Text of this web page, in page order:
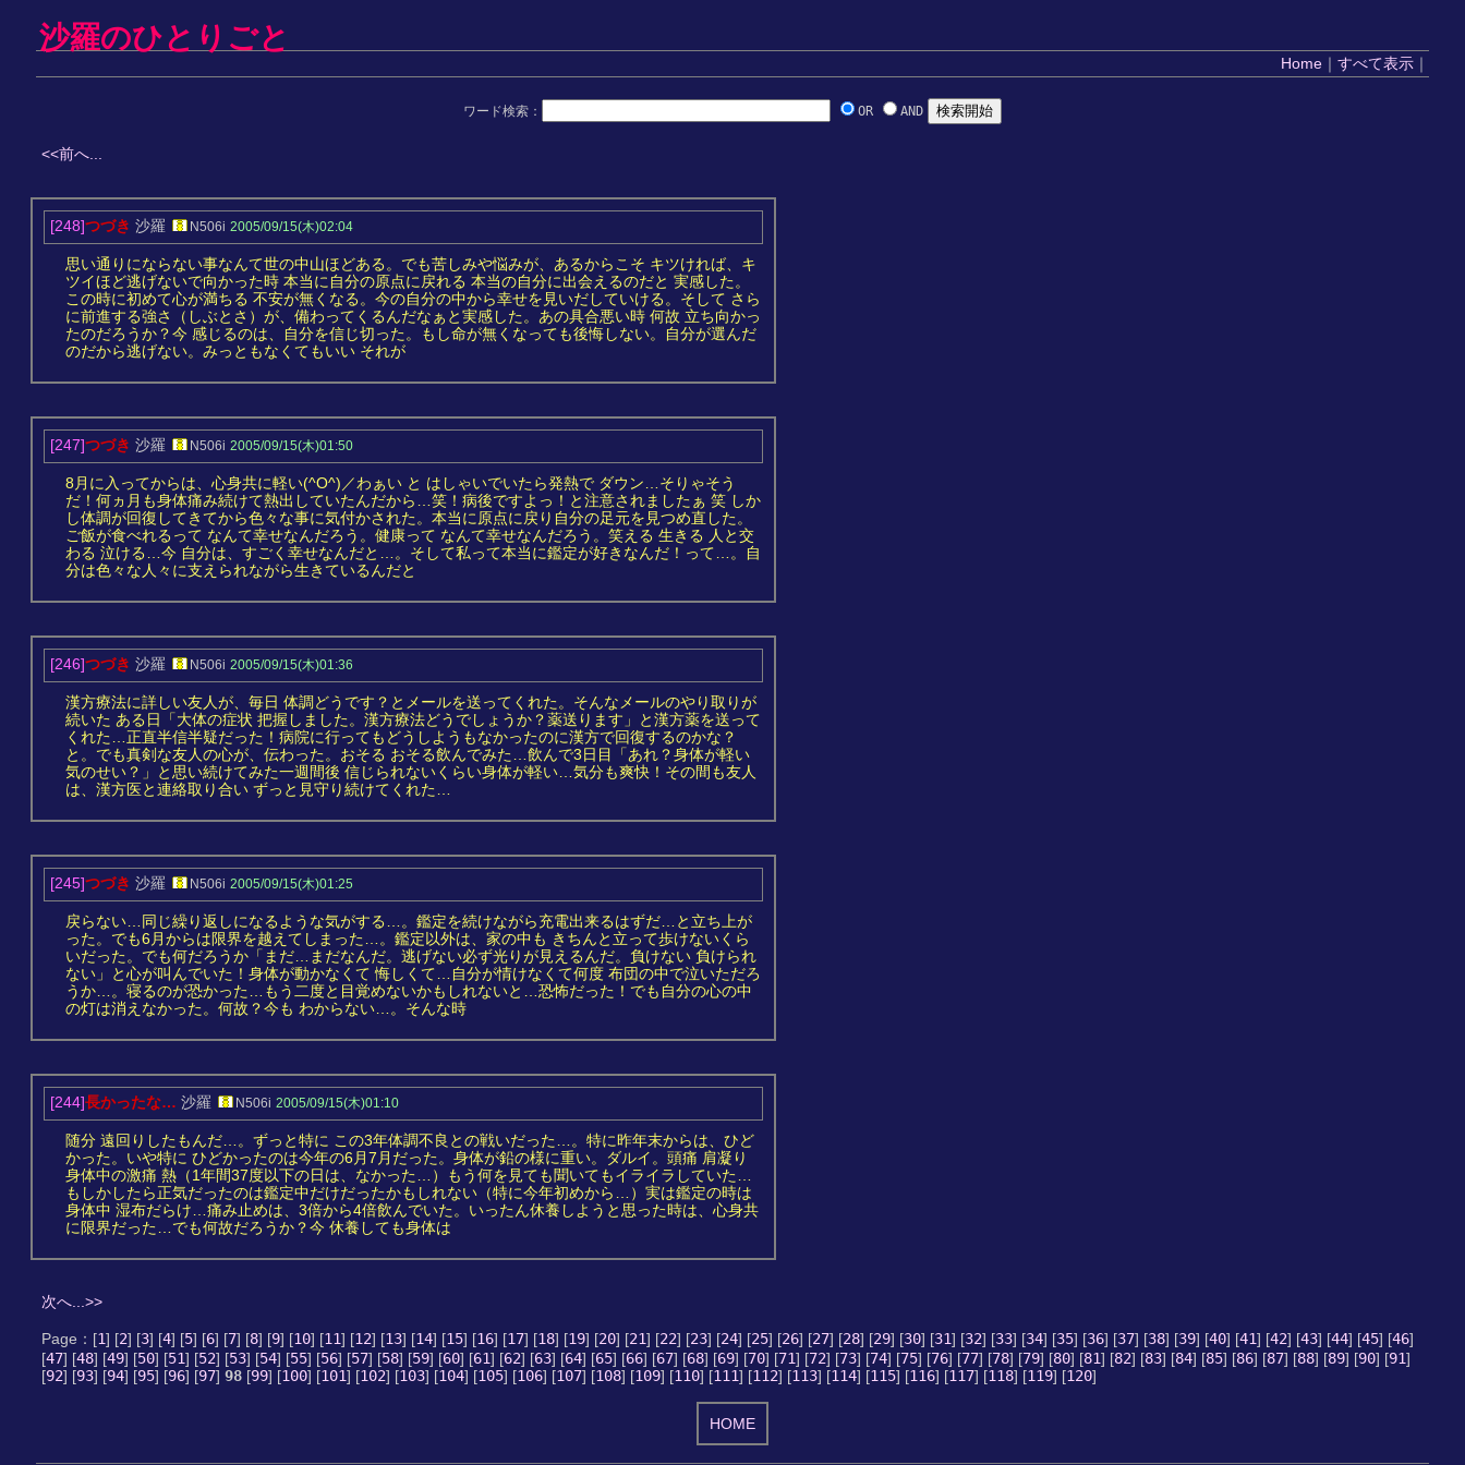
沙羅のひとりごと
Home ｜ すべて表示 ｜
ワード検索： OR AND
<<前へ...
[248]つづき 沙羅 N506i 2005/09/15(木)02:04
思い通りにならない事なんて世の中山ほどある。でも苦しみや悩みが、あるからこそ キツければ、キ
ツイほど逃げないで向かった時 本当に自分の原点に戻れる 本当の自分に出会えるのだと 実感した。
この時に初めて心が満ちる 不安が無くなる。今の自分の中から幸せを見いだしていける。そして さら
に前進する強さ（しぶとさ）が、備わってくるんだなぁと実感した。あの具合悪い時 何故 立ち向かっ
たのだろうか？今 感じるのは、自分を信じ切った。もし命が無くなっても後悔しない。自分が選んだ
のだから逃げない。みっともなくてもいい それが
[247]つづき 沙羅 N506i 2005/09/15(木)01:50
8月に入ってからは、心身共に軽い(^O^)／わぁい と はしゃいでいたら発熱で ダウン…そりゃそう
だ！何ヵ月も身体痛み続けて熱出していたんだから…笑！病後ですよっ！と注意されましたぁ 笑 しか
し体調が回復してきてから色々な事に気付かされた。本当に原点に戻り自分の足元を見つめ直した。
ご飯が食べれるって なんて幸せなんだろう。健康って なんて幸せなんだろう。笑える 生きる 人と交
わる 泣ける…今 自分は、すごく幸せなんだと…。そして私って本当に鑑定が好きなんだ！って…。自
分は色々な人々に支えられながら生きているんだと
[246]つづき 沙羅 N506i 2005/09/15(木)01:36
漢方療法に詳しい友人が、毎日 体調どうです？とメールを送ってくれた。そんなメールのやり取りが
続いた ある日「大体の症状 把握しました。漢方療法どうでしょうか？薬送ります」と漢方薬を送って
くれた…正直半信半疑だった！病院に行ってもどうしようもなかったのに漢方で回復するのかな？
と。でも真剣な友人の心が、伝わった。おそる おそる飲んでみた…飲んで3日目「あれ？身体が軽い
気のせい？」と思い続けてみた一週間後 信じられないくらい身体が軽い…気分も爽快！その間も友人
は、漢方医と連絡取り合い ずっと見守り続けてくれた…
[245]つづき 沙羅 N506i 2005/09/15(木)01:25
戻らない…同じ繰り返しになるような気がする…。鑑定を続けながら充電出来るはずだ…と立ち上が
った。でも6月からは限界を越えてしまった…。鑑定以外は、家の中も きちんと立って歩けないくら
いだった。でも何だろうか「まだ…まだなんだ。逃げない必ず光りが見えるんだ。負けない 負けられ
ない」と心が叫んでいた！身体が動かなくて 悔しくて…自分が情けなくて何度 布団の中で泣いただろ
うか…。寝るのが恐かった…もう二度と目覚めないかもしれないと…恐怖だった！でも自分の心の中
の灯は消えなかった。何故？今も わからない…。そんな時
[244]長かったな… 沙羅 N506i 2005/09/15(木)01:10
随分 遠回りしたもんだ…。ずっと特に この3年体調不良との戦いだった…。特に昨年末からは、ひど
かった。いや特に ひどかったのは今年の6月7月だった。身体が鉛の様に重い。ダルイ。頭痛 肩凝り
身体中の激痛 熱（1年間37度以下の日は、なかった…）もう何を見ても聞いてもイライラしていた…
もしかしたら正気だったのは鑑定中だけだったかもしれない（特に今年初めから…）実は鑑定の時は
身体中 湿布だらけ…痛み止めは、3倍から4倍飲んでいた。いったん休養しようと思った時は、心身共
に限界だった…でも何故だろうか？今 休養しても身体は
次へ...>>
Page：[1] [2] [3] [4] [5] [6] [7] [8] [9] [10] [11] [12] [13] [14] [15] [16] [17] [18] [19] [20] [21] [22] [23] [24] [25] [26] [27] [28] [29] [30] [31] [32] [33] [34] [35] [36] [37] [38] [39] [40] [41] [42] [43] [44] [45] [46]
[47] [48] [49] [50] [51] [52] [53] [54] [55] [56] [57] [58] [59] [60] [61] [62] [63] [64] [65] [66] [67] [68] [69] [70] [71] [72] [73] [74] [75] [76] [77] [78] [79] [80] [81] [82] [83] [84] [85] [86] [87] [88] [89] [90] [91]
[92] [93] [94] [95] [96] [97] 98 [99] [100] [101] [102] [103] [104] [105] [106] [107] [108] [109] [110] [111] [112] [113] [114] [115] [116] [117] [118] [119] [120]
HOME